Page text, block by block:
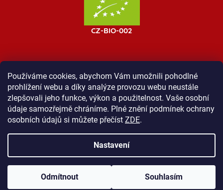
Používáme cookies, abychom Vám umožnili pohodlné
prohlížení webu a díky analýze provozu webu neustále
zlepšovali jeho funkce, výkon a použitelnost. Vaše osobní
údaje samozřejmě chráníme. Plné znění podmínek ochrany
osobních údajů si můžete přečíst ZDE.
Nastavení
Odmítnout Souhlasím
MOST ProTibet Vše o nákupu
Obchodní podmínky
Zásady ochrany osobních údajů
Kontakt
Vytvořil Shoptet
Copyright 2026Shop ProTibet . Všechna práva vyhrazena.